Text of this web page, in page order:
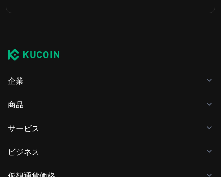
企業
商品
サービス
ビジネス